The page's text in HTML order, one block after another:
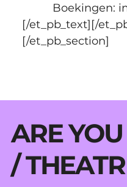
Boekingen:
[/et_pb_text][/
[/et_pb_section]
ARE
/